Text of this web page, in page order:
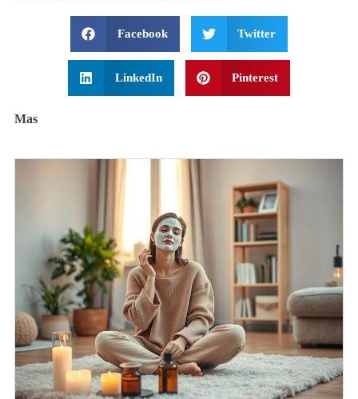
Facebook Twitter
LinkedIn Pinterest
Mas